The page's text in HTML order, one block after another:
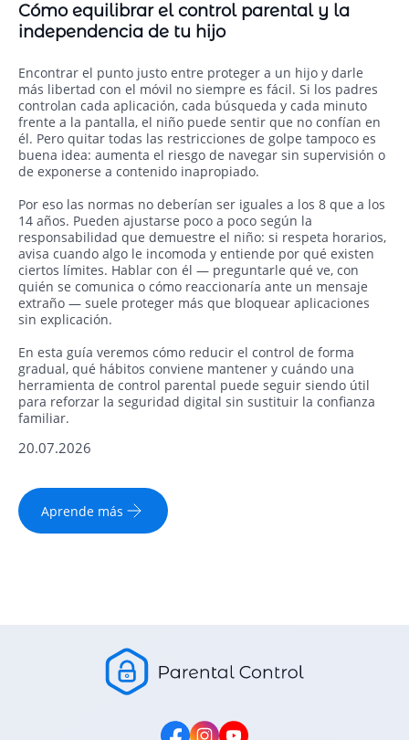
Cómo equilibrar el control parental y la
independencia de tu hijo
Encontrar el punto justo entre proteger a un hijo y darle
más libertad con el móvil no siempre es fácil. Si los padres
controlan cada aplicación, cada búsqueda y cada minuto
frente a la pantalla, el niño puede sentir que no confían en
él. Pero quitar todas las restricciones de golpe tampoco es
buena idea: aumenta el riesgo de navegar sin supervisión o
de exponerse a contenido inapropiado.
Por eso las normas no deberían ser iguales a los 8 que a los
14 años. Pueden ajustarse poco a poco según la
responsabilidad que demuestre el niño: si respeta horarios,
avisa cuando algo le incomoda y entiende por qué existen
ciertos límites. Hablar con él — preguntarle qué ve, con
quién se comunica o cómo reaccionaría ante un mensaje
extraño — suele proteger más que bloquear aplicaciones
sin explicación.
En esta guía veremos cómo reducir el control de forma
gradual, qué hábitos conviene mantener y cuándo una
herramienta de control parental puede seguir siendo útil
para reforzar la seguridad digital sin sustituir la confianza
familiar.
20.07.2026
Aprende más